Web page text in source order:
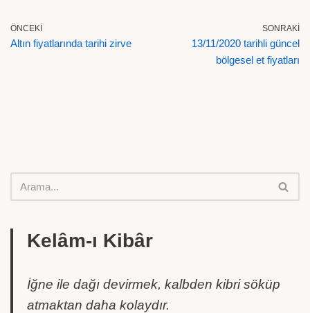
ÖNCEKI
Altın fiyatlarında tarihi zirve
SONRAKI
13/11/2020 tarihli güncel
bölgesel et fiyatları
Kelâm-ı Kibâr
İğne ile dağı devirmek, kalbden kibri söküp
atmaktan daha kolaydır.